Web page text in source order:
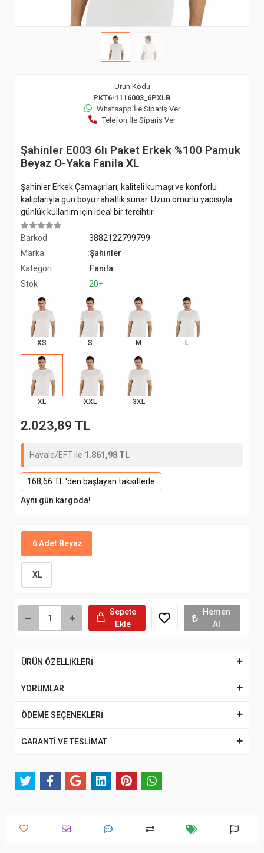
Ürün Kodu
PKT6-1116003_6PXLB
Whatsapp İle Sipariş Ver
Telefon İle Sipariş Ver
Şahinler E003 6lı Paket Erkek %100 Pamuk
Beyaz O-Yaka Fanila XL
Şahinler Erkek Çamaşırları, kaliteli kumaşı ve konforlu
kalıplarıyla gün boyu rahatlık sunar. Uzun ömürlü yapısıyla
günlük kullanım için ideal bir tercihtir.
Barkod
:3882122799799
Marka
:Şahinler
Kategori
:Fanila
Stok
:20+
XS S M L
XL XXL 3XL
2.023,89 TL
Havale/EFT ile 1.861,98 TL
168,66 TL 'den başlayan taksitlerle
Aynı gün kargoda!
6 Adet Beyaz
XL
Sepete
Ekle
Hemen
Al
ÜRÜN ÖZELLİKLERİ
YORUMLAR
ÖDEME SEÇENEKLERİ
GARANTİ VE TESLİMAT